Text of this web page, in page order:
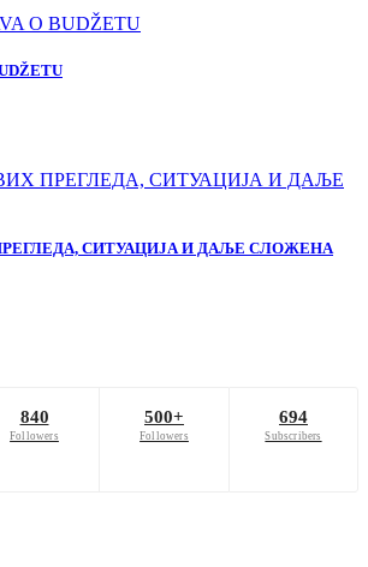
СИТУАЦИЈА И ДАЉЕ СЛОЖЕНА
840
Followers
500+
Followers
694
Subscribers